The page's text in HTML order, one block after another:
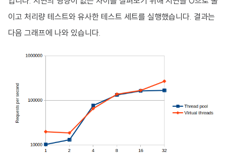
이고 처리량 테스트와 유사한 테스트 세트를 실행했습니다. 결과는
다음 그래프에 나와 있습니다.